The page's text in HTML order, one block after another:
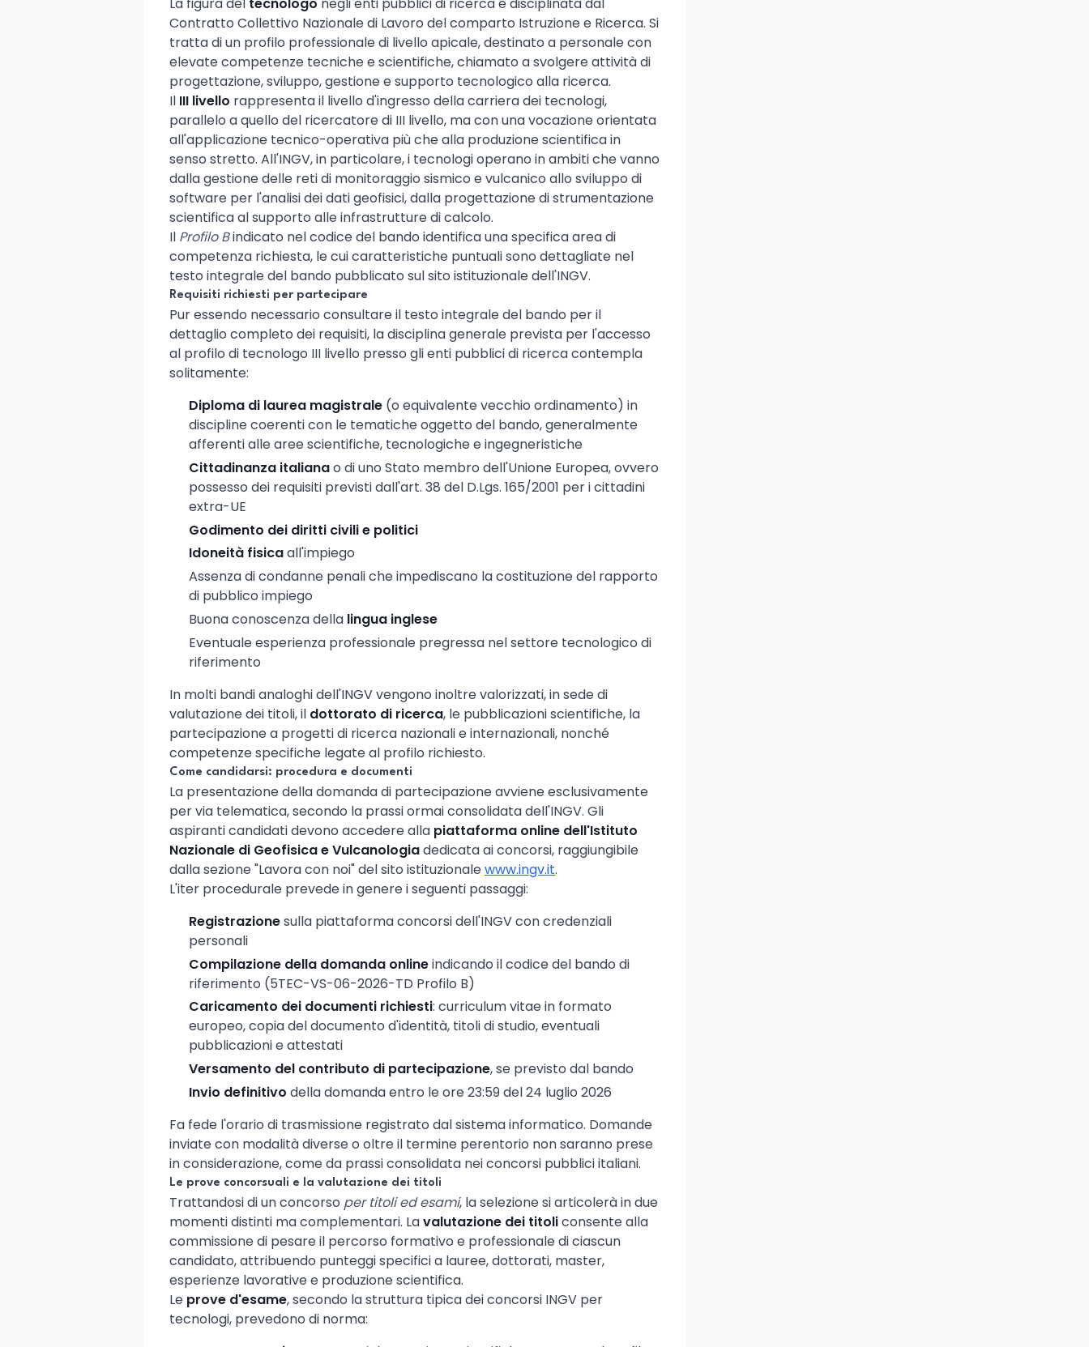
Contratto Collettivo Nazionale di Lavoro del comparto Istruzione e Ricerca. Si
tratta di un profilo professionale di livello apicale, destinato a personale con
elevate competenze tecniche e scientifiche, chiamato a svolgere attività di
progettazione, sviluppo, gestione e supporto tecnologico alla ricerca.
Il III livello rappresenta il livello d'ingresso della carriera dei tecnologi,
parallelo a quello del ricercatore di III livello, ma con una vocazione orientata
all'applicazione tecnico-operativa più che alla produzione scientifica in
senso stretto. All'INGV, in particolare, i tecnologi operano in ambiti che vanno
dalla gestione delle reti di monitoraggio sismico e vulcanico allo sviluppo di
software per l'analisi dei dati geofisici, dalla progettazione di strumentazione
scientifica al supporto alle infrastrutture di calcolo.
Il Profilo Bindicato nel codice del bando identifica una specifica area di
competenza richiesta, le cui caratteristiche puntuali sono dettagliate nel
testo integrale del bando pubblicato sul sito istituzionale dell'INGV.
Requisiti richiesti per partecipare
Pur essendo necessario consultare il testo integrale del bando per il
dettaglio completo dei requisiti, la disciplina generale prevista per l'accesso
al profilo di tecnologo III livello presso gli enti pubblici di ricerca contempla
solitamente:
Diploma di laurea magistrale (o equivalente vecchio ordinamento) in
discipline coerenti con le tematiche oggetto del bando, generalmente
afferenti alle aree scientifiche, tecnologiche e ingegneristiche
Cittadinanza italianao di uno Stato membro dell'Unione Europea, ovvero
possesso dei requisiti previsti dall'art. 38 del D.Lgs. 165/2001 per i cittadini
extra-UE
Godimento dei diritti civili e politici
Idoneità fisicaall'impiego
Assenza di condanne penali che impediscano la costituzione del rapporto
di pubblico impiego
Buona conoscenza della lingua inglese
Eventuale esperienza professionale pregressa nel settore tecnologico di
riferimento
In molti bandi analoghi dell'INGV vengono inoltre valorizzati, in sede di
valutazione dei titoli, il dottorato di ricerca, le pubblicazioni scientifiche, la
partecipazione a progetti di ricerca nazionali e internazionali, nonché
competenze specifiche legate al profilo richiesto.
Come candidarsi: procedura e documenti
La presentazione della domanda di partecipazione avviene esclusivamente
per via telematica, secondo la prassi ormai consolidata dell'INGV. Gli
aspiranti candidati devono accedere alla piattaforma online dell'Istituto
Nazionale di Geofisica e Vulcanologiadedicata ai concorsi, raggiungibile
dalla sezione "Lavora con noi" del sito istituzionalewww.ingv.it.
L'iter procedurale prevede in genere i seguenti passaggi:
Registrazionesulla piattaforma concorsi dell'INGV con credenziali
personali
Compilazione della domanda onlineindicando il codice del bando di
riferimento (5TEC-VS-06-2026-TD Profilo B)
Caricamento dei documenti richiesti: curriculum vitae in formato
europeo, copia del documento d'identità, titoli di studio, eventuali
pubblicazioni e attestati
Versamento del contributo di partecipazione, se previsto dal bando
Invio definitivo della domanda entro le ore 23:59 del 24 luglio 2026
Fa fede l'orario di trasmissione registrato dal sistema informatico. Domande
inviate con modalità diverse o oltre il termine perentorio non saranno prese
in considerazione, come da prassi consolidata nei concorsi pubblici italiani.
Le prove concorsuali e la valutazione dei titoli
Trattandosi di un concorso per titoli ed esami, la selezione si articolerà in due
momenti distinti ma complementari. Lavalutazione dei titoliconsente alla
commissione di pesare il percorso formativo e professionale di ciascun
candidato, attribuendo punteggi specifici a lauree, dottorati, master,
esperienze lavorative e produzione scientifica.
Le prove d'esame, secondo la struttura tipica dei concorsi INGV per
tecnologi, prevedono di norma: